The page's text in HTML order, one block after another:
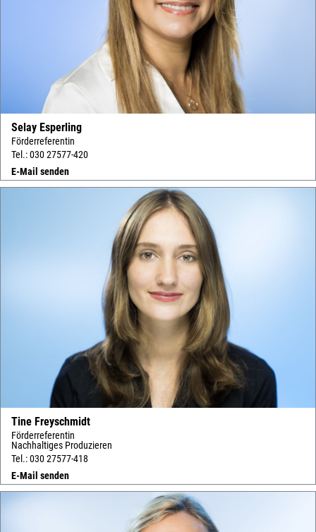
Selay Esperling
Förderreferentin
Tel.: 030 27577-420
E-Mail senden
Tine Freyschmidt
Förderreferentin
Nachhaltiges Produzieren
Tel.: 030 27577-418
E-Mail senden